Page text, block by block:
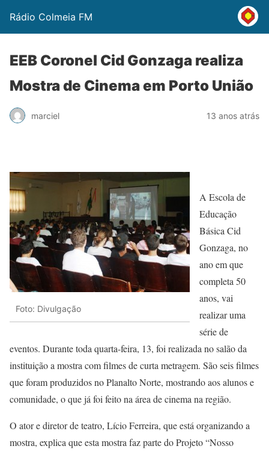
Rádio Colmeia FM
EEB Coronel Cid Gonzaga realiza
Mostra de Cinema em Porto União
marciel 13 anos atrás
Foto: Divulgação
A Escola de
Educação
Básica Cid
Gonzaga, no
ano em que
completa 50
anos, vai
realizar uma
série de
eventos. Durante toda quarta-feira, 13, foi realizada no salão da
instituição a mostra com filmes de curta metragem. São seis filmes
que foram produzidos no Planalto Norte, mostrando aos alunos e
comunidade, o que já foi feito na área de cinema na região.
O ator e diretor de teatro, Lício Ferreira, que está organizando a
mostra, explica que esta mostra faz parte do Projeto “Nosso